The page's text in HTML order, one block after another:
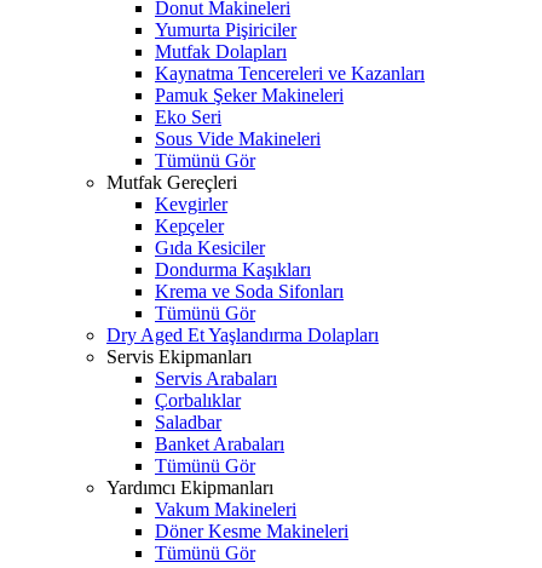
Donut Makineleri
Yumurta Pişiriciler
Mutfak Dolapları
Kaynatma Tencereleri ve Kazanları
Pamuk Şeker Makineleri
Eko Seri
Sous Vide Makineleri
Tümünü Gör
Mutfak Gereçleri
Kevgirler
Kepçeler
Gıda Kesiciler
Dondurma Kaşıkları
Krema ve Soda Sifonları
Tümünü Gör
Dry Aged Et Yaşlandırma Dolapları
Servis Ekipmanları
Servis Arabaları
Çorbalıklar
Saladbar
Banket Arabaları
Tümünü Gör
Yardımcı Ekipmanları
Vakum Makineleri
Döner Kesme Makineleri
Tümünü Gör